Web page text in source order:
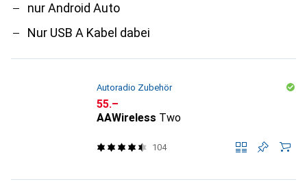
nur Android Auto
Nur USB A Kabel dabei
Autoradio Zubehör
CHF
55.–
AAWireless Two
104